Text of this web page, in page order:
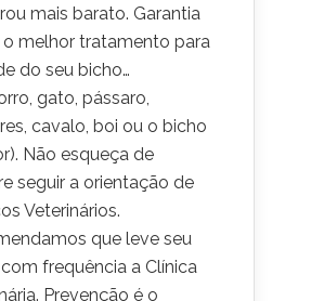
mais barato. Garantia
melhor tratamento para
do seu bicho…
gato, pássaro,
cavalo, boi ou o bicho
Não esqueça de
seguir a orientação de
Veterinários.
que leve seu
frequência a Clínica
Prevenção é o